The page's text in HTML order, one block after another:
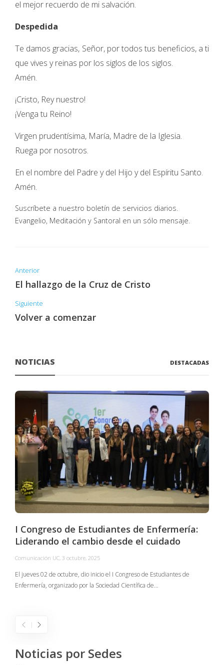
el mejor recuerdo de mi salvación.
Despedida
Te damos gracias, Señor, por todos tus beneficios, a ti
que vives y reinas por los siglos de los siglos.
Amén.
¡Cristo, Rey nuestro!
¡Venga tu Reino!
Virgen prudentísima, María, Madre de la Iglesia.
Ruega por nosotros.
En el nombre del Padre y del Hijo y del Espíritu Santo.
Amén.
Suscríbete a nuestro boletín de servicios diarios.
Evangelio, Meditación y Santoral en un sólo mensaje.
Anterior
El hallazgo de la Cruz de Cristo
Siguiente
Volver a comenzar
NOTICIAS DESTACADAS
I Congreso de Estudiantes de Enfermería:
Liderando el cambio desde el cuidado
Comunicación UC, 3 octubre, 2025
El jueves 02 de octubre, dio inicio el I Congreso de Estudiantes de
Enfermería, organizado por la Sociedad Científica de…
Noticias por Sedes